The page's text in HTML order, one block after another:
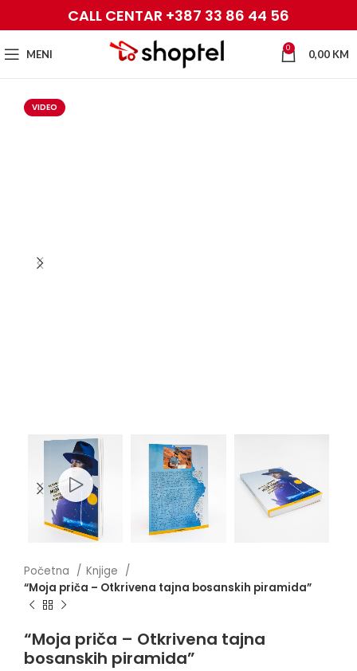
CALL CENTAR +387 33 86 44 56
MENI 0 0,00 KM
VIDEO
Početna
Knjige
“Moja priča – Otkrivena tajna bosanskih piramida”
“Moja priča – Otkrivena tajna
bosanskih piramida”